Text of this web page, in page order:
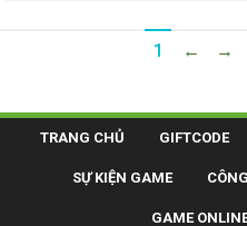
1 ← →
TRANG CHỦ GIFTCODE
SỰ KIỆN GAME
GAME